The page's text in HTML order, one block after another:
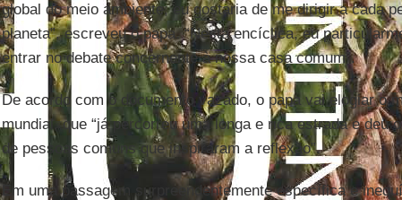
global do meio ambiente, eu gostaria de me dirigir a cada
planeta”, escreveu o papa. “Nesta encíclica, eu
entrar no debate concernente à nossa casa comum”.
De acordo com o documento vazado, o papa vai elogiar o
mundial, que “já percorreu uma longa e rica estrada e deu
de pessoas comuns que inspiraram a reflexão”.
Em uma passagem surpreendentemente específica e